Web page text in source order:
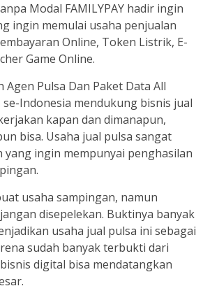
Modal FAMILYPAY hadir ingin
ingin memulai usaha penjualan
Online, Token Listrik, E-
Game Online.
Pulsa Dan Paket Data All
Indonesia mendukung bisnis jual
kapan dan dimanapun,
bisa. Usaha jual pulsa sangat
yang ingin mempunyai penghasilan
usaha sampingan, namun
disepelekan. Buktinya banyak
usaha jual pulsa ini sebagai
sudah banyak terbukti dari
digital bisa mendatangkan